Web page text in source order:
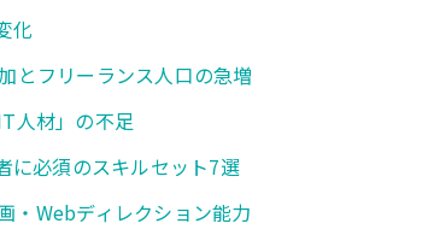
化
とフリーランス人口の急増
人材」の不足
に必須のスキルセット7選
・Webディレクション能力